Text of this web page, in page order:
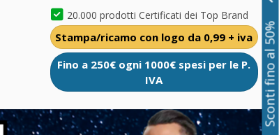
20.000 prodotti Certificati dei Top Brand
Stampa/ricamo con logo da 0,99 + iva
Fino a 250€ ogni 1000€ spesi per le P.
IVA
Sconti fino al 50%